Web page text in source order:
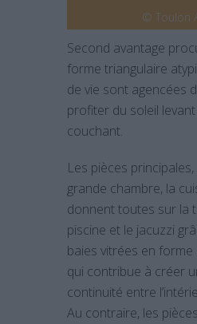
© Toulon
Second avantage
forme triangulaire
de vie sont agencées
profiter du soleil
couchant.
Les pièces
grande chambre, la
donnent toutes sur la
piscine et le jacuzzi
baies vitrées en forme
qui contribue à créer
continuité entre
Au contraire, les